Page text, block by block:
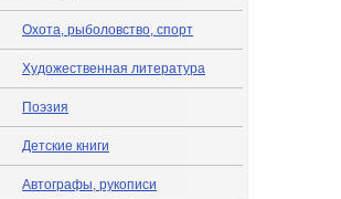
Охота, рыболовство, спорт
Художественная литература
Поэзия
Детские книги
Автографы, рукописи